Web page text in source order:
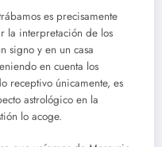
es precisamente
la interpretación de los
signo y en un casa
en cuenta los
receptivo únicamente, es
astrológico en la
lo acoge.